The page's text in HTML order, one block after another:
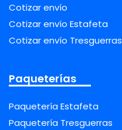
Cotizar envío
Cotizar envío Estafeta
Cotizar envío Tresguerras
Paqueterías
Paquetería Estafeta
Paquetería Tresguerras